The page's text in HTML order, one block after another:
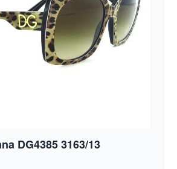
DG4385 3163/13